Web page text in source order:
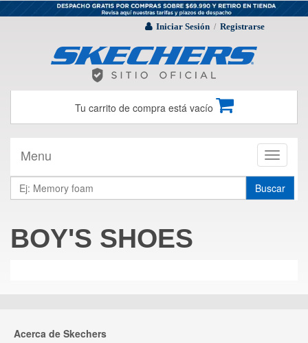
Iniciar Sesión / Registrarse
Tu carrito de compra está vacío
Toggle
Menu
Buscar
BOY'S SHOES
Acerca de Skechers